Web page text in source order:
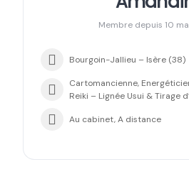
Membre depuis 10
Bourgoin-Jallieu – Isère (38)
Cartomancienne,
Reiki – Lignée Usui & Tirage
Au cabinet, A distance